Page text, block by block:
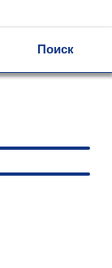
Поиск